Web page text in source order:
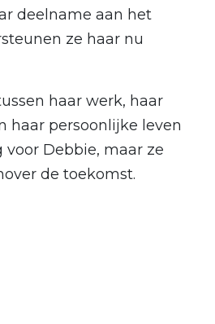
deelname aan het
ze haar nu
haar werk, haar
haar persoonlijke leven
Debbie, maar ze
de toekomst.